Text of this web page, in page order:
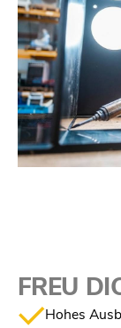
FREU
Hohes